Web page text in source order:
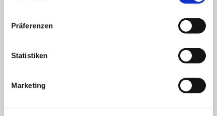
Präferenzen
Statistiken
Marketing